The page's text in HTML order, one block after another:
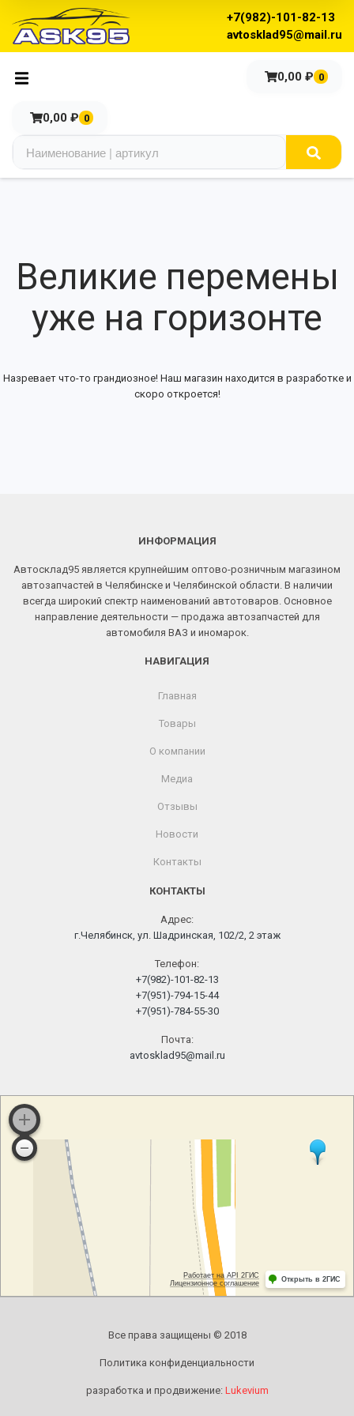
+7(982)-101-82-13
avtosklad95@mail.ru
0,00 ₽ 0
0,00 ₽ 0
Великие перемены
уже на горизонте
Назревает что-то грандиозное! Наш магазин находится в разработке и
скоро откроется!
ИНФОРМАЦИЯ
Автосклад95 является крупнейшим оптово-розничным магазином
автозапчастей в Челябинске и Челябинской области. В наличии
всегда широкий спектр наименований автотоваров. Основное
направление деятельности — продажа автозапчастей для
автомобиля ВАЗ и иномарок.
НАВИГАЦИЯ
Главная
Товары
О компании
Медиа
Отзывы
Новости
Контакты
КОНТАКТЫ
Адрес:
г.Челябинск, ул. Шадринская, 102/2, 2 этаж
Телефон:
+7(982)-101-82-13
+7(951)-794-15-44
+7(951)-784-55-30
Почта:
avtosklad95@mail.ru
Все права защищены © 2018
Политика конфиденциальности
разработка и продвижение: Lukevium